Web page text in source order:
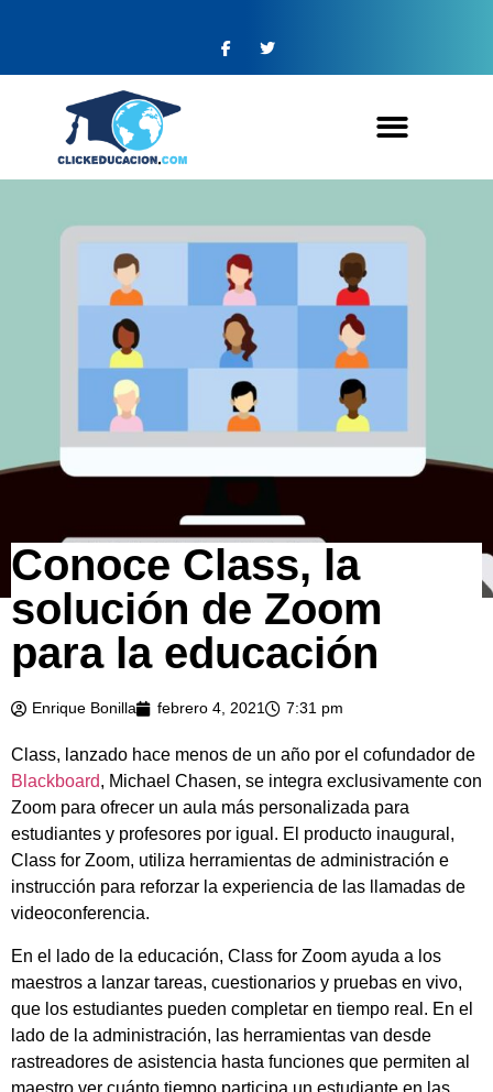
Conoce Class, la
solución de Zoom
para la educación
Enrique Bonilla febrero 4, 2021 7:31 pm
Class, lanzado hace menos de un año por el cofundador de
Blackboard, Michael Chasen, se integra exclusivamente con
Zoom para ofrecer un aula más personalizada para
estudiantes y profesores por igual. El producto inaugural,
Class for Zoom, utiliza herramientas de administración e
instrucción para reforzar la experiencia de las llamadas de
videoconferencia.
En el lado de la educación, Class for Zoom ayuda a los
maestros a lanzar tareas, cuestionarios y pruebas en vivo,
que los estudiantes pueden completar en tiempo real. En el
lado de la administración, las herramientas van desde
rastreadores de asistencia hasta funciones que permiten al
maestro ver cuánto tiempo participa un estudiante en las